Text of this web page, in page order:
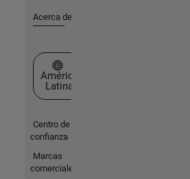
Acerca de MathWorks
Seleccione un país/idioma
América
Latina
Centro de
confianza
Marcas
comerciales